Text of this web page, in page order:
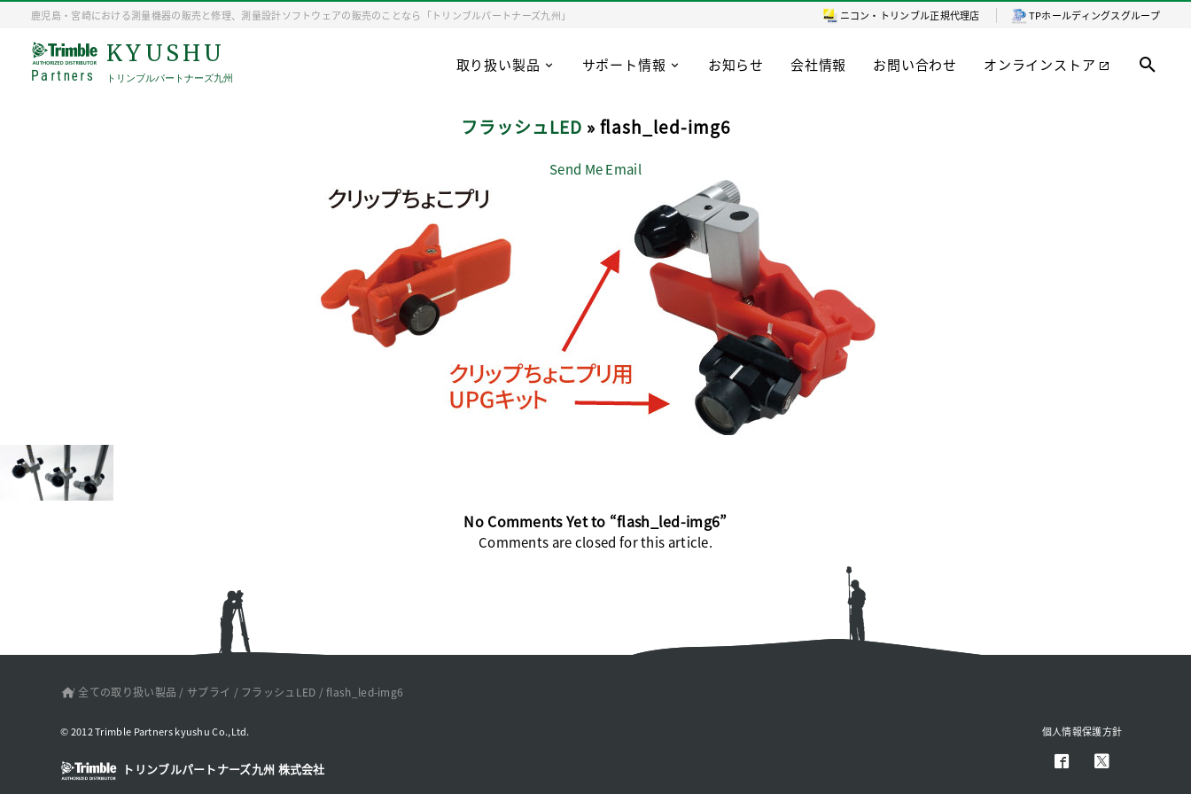
鹿児島・宮崎における測量機器の販売と修理、測量設計ソフトウェアの販売のことなら「トリンブルパートナーズ九州」 ニコン・トリンブル正規代理店 TPホールディングスグループ
Partners
KYUSHU
トリンブルパートナーズ九州
取り扱い製品 サポート情報 お知らせ 会社情報 お問い合わせ オンラインストア
フラッシュLED » flash_led-img6
Send Me Email
No Comments Yet to “flash_led-img6”
Comments are closed for this article.
/全ての取り扱い製品 / サプライ / フラッシュLED /flash_led-img6
© 2012 Trimble Partners kyushu Co.,Ltd.
トリンブルパートナーズ九州 株式会社
個人情報保護方針